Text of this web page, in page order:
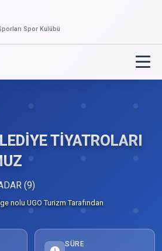
Spor Kulübü
TİYATROLARI
(9)
nolu UGO Turizm Tarafından
SÜRE